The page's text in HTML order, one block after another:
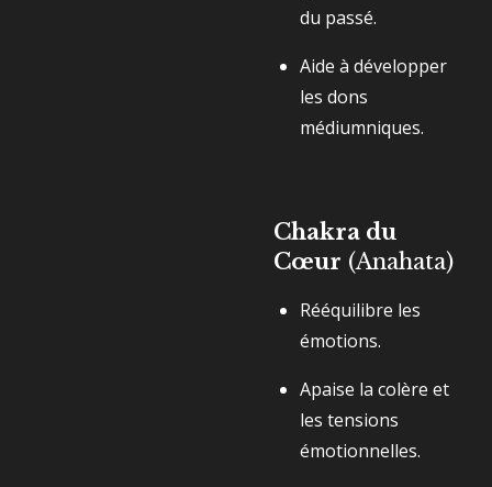
du passé.
Aide à développer
les dons
médiumniques.
Chakra du
Cœur (Anahata)
Rééquilibre les
émotions.
Apaise la colère et
les tensions
émotionnelles.